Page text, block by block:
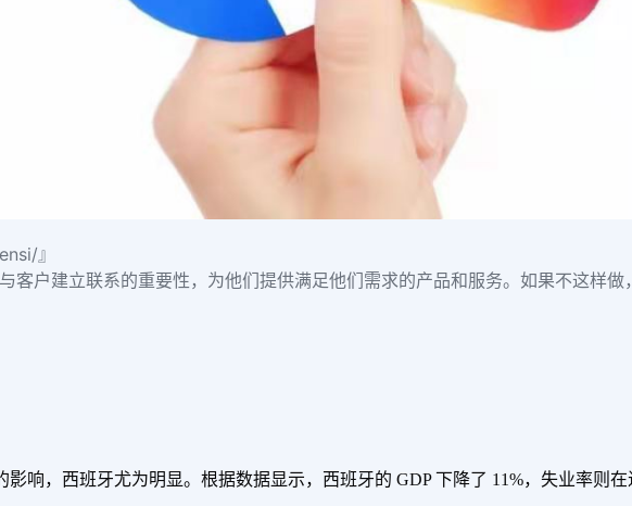
』
客户建立联系的重要性，为他们提供满足他们需求的产品和服务。如果不这样
响，西班牙尤为明显。根据数据显示，西班牙的 GDP 下降了 11%，失业率则在